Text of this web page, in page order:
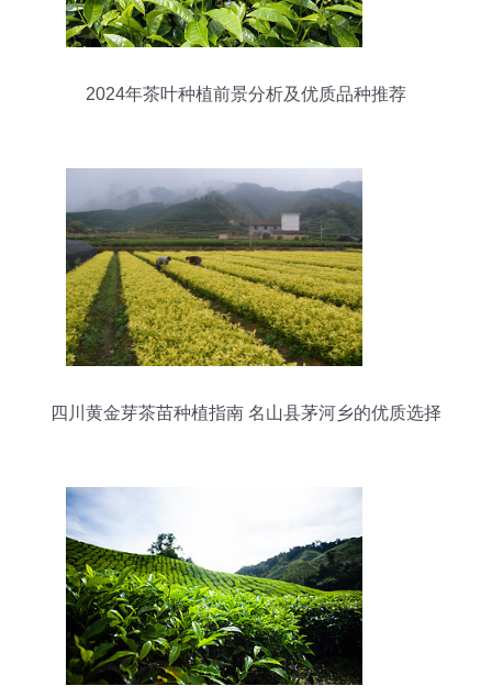
2024年茶叶种植前景分析及优质品种推荐
四川黄金芽茶苗种植指南 名山县茅河乡的优质选择